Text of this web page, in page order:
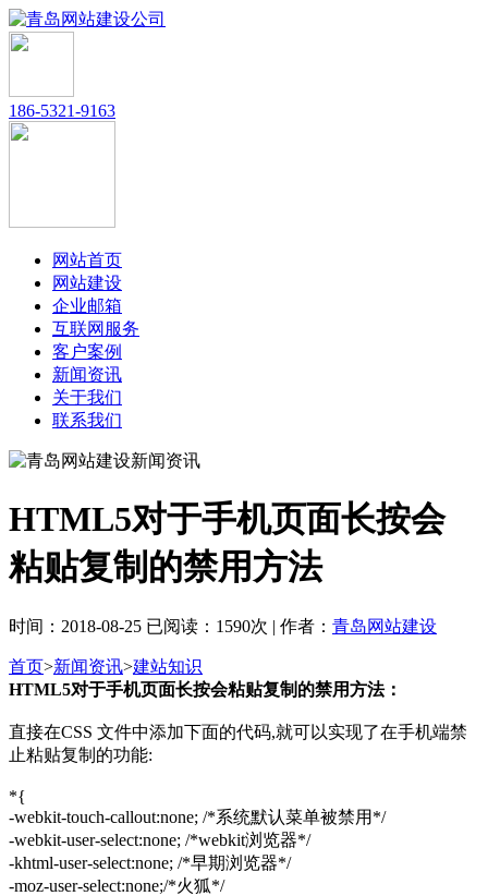
186-5321-9163
网站首页
网站建设
企业邮箱
互联网服务
客户案例
新闻资讯
关于我们
联系我们
HTML5对于手机页面长按会
粘贴复制的禁用方法
时间：2018-08-25 已阅读：1590次 | 作者： 青岛网站建设
首页>新闻资讯>建站知识
HTML5对于手机页面长按会粘贴复制的禁用方法：
直接在CSS 文件中添加下面的代码,就可以实现了在手机端禁
止粘贴复制的功能:
*{
-webkit-touch-callout:none; /*系统默认菜单被禁用*/
-webkit-user-select:none; /*webkit浏览器*/
-khtml-user-select:none; /*早期浏览器*/
-moz-user-select:none;/*火狐*/